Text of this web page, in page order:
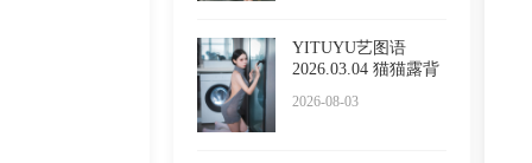
YITUYU艺图语
2026.03.04 猫猫露背
2026-08-03